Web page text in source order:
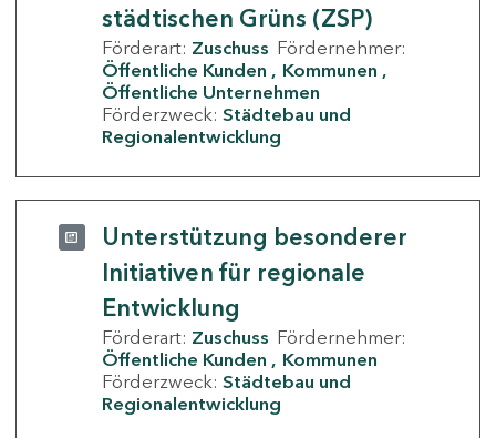
städtischen Grüns (ZSP)
Förderart: Zuschuss Fördernehmer:
Öffentliche Kunden
Kommunen
Öffentliche Unternehmen
Förderzweck: Städtebau und
Regionalentwicklung
Unterstützung besonderer
Initiativen für regionale
Entwicklung
Förderart: Zuschuss Fördernehmer:
Öffentliche Kunden
Kommunen
Förderzweck: Städtebau und
Regionalentwicklung